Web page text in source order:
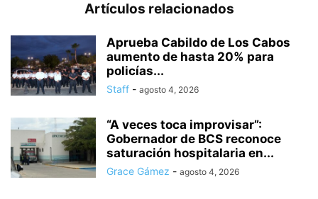
Artículos relacionados
Aprueba Cabildo de Los Cabos
aumento de hasta 20% para
policías...
Staff - agosto 4, 2026
“A veces toca improvisar”:
Gobernador de BCS reconoce
saturación hospitalaria en...
Grace Gámez - agosto 4, 2026